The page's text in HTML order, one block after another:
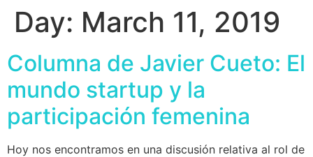
Day: March 11, 2019
Columna de Javier Cueto: El
mundo startup y la
participación femenina
Hoy nos encontramos en una discusión relativa al rol de